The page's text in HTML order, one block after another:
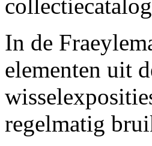
In de
elementen uit
regelmatig